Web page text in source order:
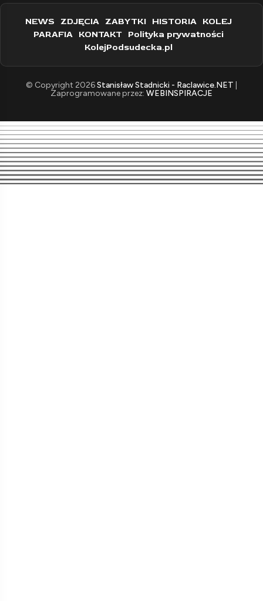
NEWS ZDJĘCIA ZABYTKI HISTORIA KOLEJ
PARAFIA KONTAKT Polityka prywatności
KolejPodsudecka.pl
© Copyright 2026Stanisław Stadnicki - Raclawice.NET
Zaprogramowane przez: WEBINSPIRACJE